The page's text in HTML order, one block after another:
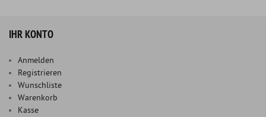
IHR KONTO
Anmelden
Registrieren
Wunschliste
Warenkorb
Kasse